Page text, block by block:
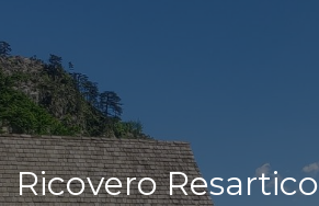
Ricovero Resartico